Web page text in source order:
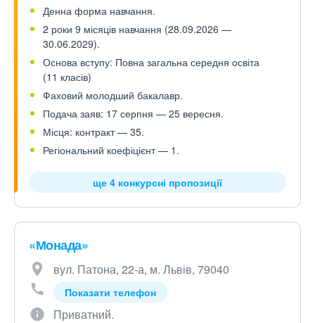
Денна форма навчання.
2 роки 9 місяців навчання (28.09.2026 —
30.06.2029).
Основа вступу: Повна загальна середня освіта
(11 класів)
Фаховий молодший бакалавр.
Подача заяв: 17 серпня — 25 вересня.
Місця: контракт — 35.
Регіональний коефіцієнт — 1.
ще 4 конкурсні пропозиції
«Монада»
вул. Патона, 22-а, м. Львів, 79040
Показати телефон
Приватний.